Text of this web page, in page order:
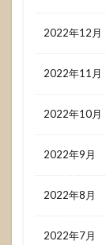
2022年12月
2022年11月
2022年10月
2022年9月
2022年8月
2022年7月